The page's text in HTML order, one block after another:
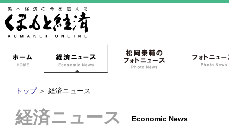
経済ニュース
トップ ＞ 経済ニュース
経済ニュース Economic News